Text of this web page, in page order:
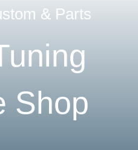
& Parts
Shop